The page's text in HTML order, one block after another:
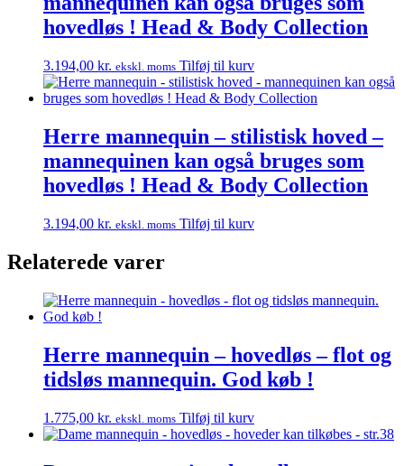
hovedløs ! Head & Body Collection
3.194,00 kr. ekskl. moms Tilføj til kurv
Herre mannequin – stilistisk hoved –
mannequinen kan også bruges som
hovedløs ! Head & Body Collection
3.194,00 kr. ekskl. moms Tilføj til kurv
Relaterede varer
Herre mannequin – hovedløs – flot og
tidsløs mannequin. God køb !
1.775,00 kr. ekskl. moms Tilføj til kurv